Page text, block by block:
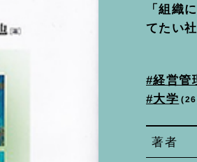
「組織
てたい
経営管
大学 26
著者